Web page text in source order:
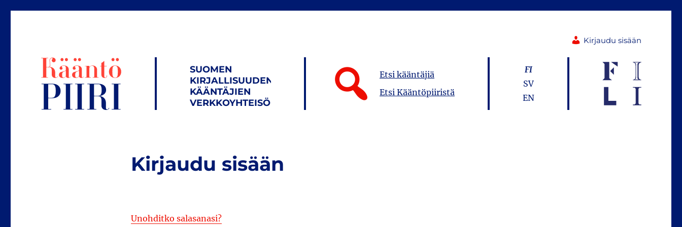
Kirjaudu sisään
SUOMEN
KIRJALLISUUDEN
KÄÄNTÄJIEN
VERKKOYHTEISÖ
Etsi kääntäjiä
Etsi Kääntöpiiristä
FI
SV
EN
Kirjaudu sisään
Unohditko salasanasi?